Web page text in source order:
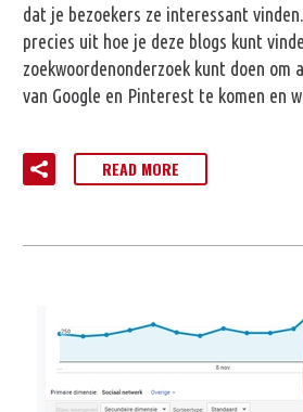
dat je bezoekers ze interessant
precies uit hoe je deze blogs kunt
zoekwoordenonderzoek kunt doen om
van Google en Pinterest te komen en
READ MORE